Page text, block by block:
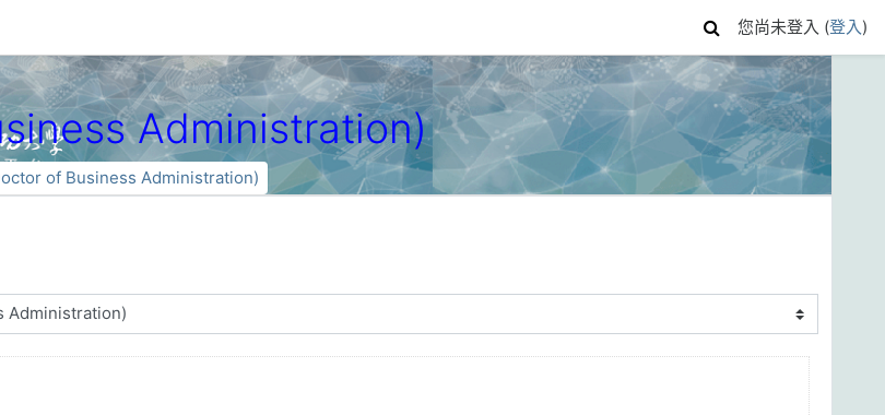
您尚未登入 (登入)
Administration)
of Business Administration)